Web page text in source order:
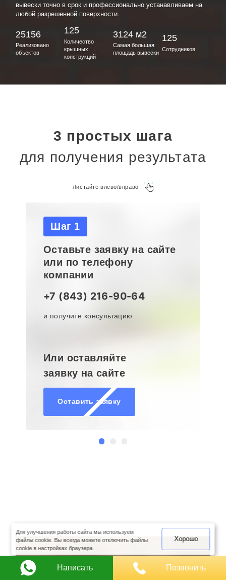
вывески точно в срок и профессионально устанавливаем на
любой разрешенной поверхности.
25156
Реализовано
объектов
125
Количество
крышных
конструкций
3124 м2
Самая большая
площадь вывески
125
Сотрудников
3 простых шага
для получения результата
Листайте влево/вправо
Шаг 1
Оставьте заявку на сайте
или по телефону
компании
+7 (843) 216-90-64
и получите консультацию
Или оставляйте
заявку на сайте
Оставить заявку
Закажите
Для улучшения работы сайта мы используем
файлы cookie. Вы всегда можете отключить файлы
cookie в настройках браузера.
Хорошо
Написать Позвонить